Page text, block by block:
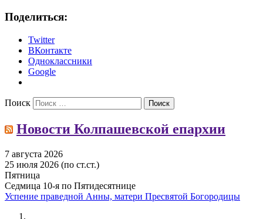
Поделиться:
Twitter
ВКонтакте
Одноклассники
Google
Поиск
Новости Колпашевской епархии
7 августа 2026
25 июля 2026 (по ст.ст.)
Пятница
Седмица 10-я по Пятидесятнице
Успение праведной Анны, матери Пресвятой Богородицы